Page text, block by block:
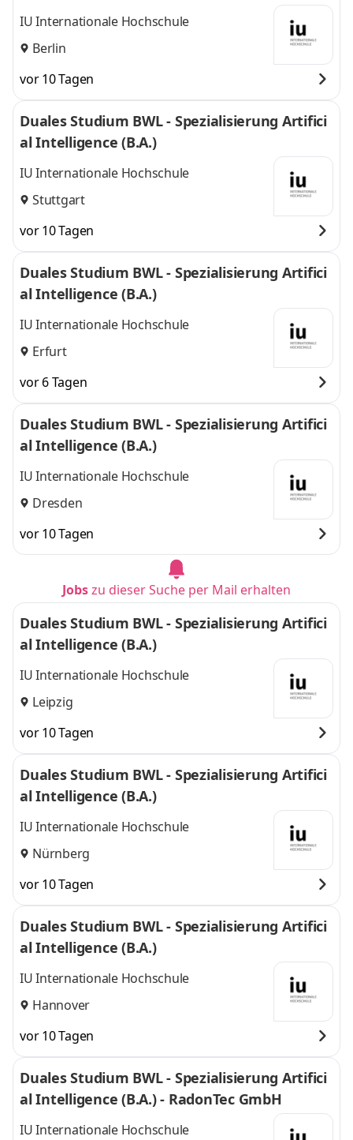
IU Internationale Hochschule
Berlin
vor 10 Tagen
Duales Studium BWL - Spezialisierung Artifici
al Intelligence (B.A.)
IU Internationale Hochschule
Stuttgart
vor 10 Tagen
Duales Studium BWL - Spezialisierung Artifici
al Intelligence (B.A.)
IU Internationale Hochschule
Erfurt
vor 6 Tagen
Duales Studium BWL - Spezialisierung Artifici
al Intelligence (B.A.)
IU Internationale Hochschule
Dresden
vor 10 Tagen
Jobszu dieser Suche per Mail erhalten
Duales Studium BWL - Spezialisierung Artifici
al Intelligence (B.A.)
IU Internationale Hochschule
Leipzig
vor 10 Tagen
Duales Studium BWL - Spezialisierung Artifici
al Intelligence (B.A.)
IU Internationale Hochschule
Nürnberg
vor 10 Tagen
Duales Studium BWL - Spezialisierung Artifici
al Intelligence (B.A.)
IU Internationale Hochschule
Hannover
vor 10 Tagen
Duales Studium BWL - Spezialisierung Artifici
al Intelligence (B.A.) - RadonTec GmbH
IU Internationale Hochschule